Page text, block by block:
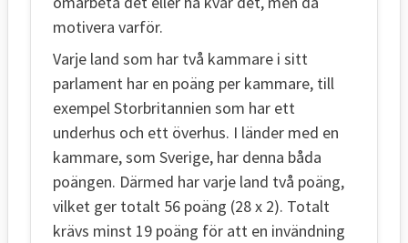
motivera varför.
Varje land som har två kammare i sitt
parlament har en poäng per kammare, till
exempel Storbritannien som har ett
underhus och ett överhus. I länder med en
kammare, som Sverige, har denna båda
poängen. Därmed har varje land två poäng,
vilket ger totalt 56 poäng (28 x 2). Totalt
krävs minst 19 poäng för att en invändning